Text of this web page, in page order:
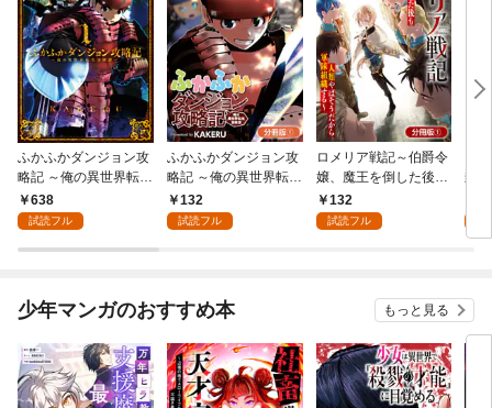
ふかふかダンジョン攻
略記 ～俺の異世界転生
冒険譚～ 1巻
638
試読フル
ふかふかダンジョン攻
略記 ～俺の異世界転生
冒険譚～【分冊版】 1
巻
132
試読フル
ロメリア戦記～伯爵令
嬢、魔王を倒した後も
人類やばそうだから軍
隊組織する～【分冊
132
試読フル
封
少年マンガのおすすめ本 もっと見る